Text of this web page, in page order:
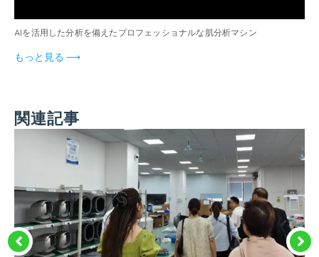
AIを活用した分析を備えたプロフェッショナルな肌分析マシン
もっと見る ⟶
関連記事